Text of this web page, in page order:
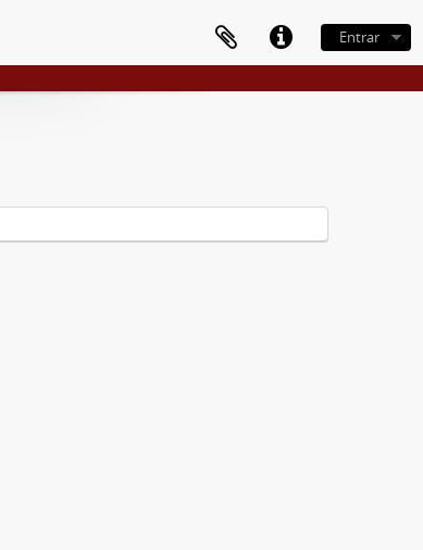
Entrar